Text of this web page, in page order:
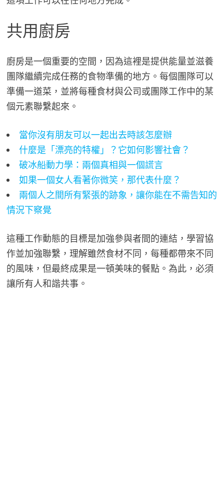
共用廚房
廚房是一個重要的空間，因為這裡是提供能量並滋養
團隊繼續完成任務的食物準備的地方。每個團隊可以
準備一道菜，並將每種食材與公司或團隊工作中的某
個元素聯繫起來。
當你沒有朋友可以一起出去時該怎麼辦
什麼是「漂亮的特權」？它如何影響社會？
破冰船動力學：兩個真相與一個謊言
如果一個女人看著你微笑，那代表什麼？
兩個人之間所有緊張的跡象，讓你能在不需告知的
情況下察覺
這種工作動態的目標是加強參與者間的連結，學習協
作並加強聯繫，理解雖然食材不同，每種都帶來不同
的風味，但最終成果是一頓美味的餐點。為此，必須
讓所有人和諧共事。